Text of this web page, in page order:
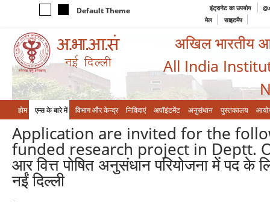
Default Theme इंट्रानेट का उपयोग
मेल
साइटमैप
अखिल भारतीय
All India
होम एम्‍स के बारे में विभाग और केन्‍द्र निविदाएं अपॉइंटमेंट अनुसंधान पुस्तकालय
Application are invited for the
funded research project in Deptt.
आर वित्त पोषित अनुसंधान परियोजना में पद के
नईं दिल्ली